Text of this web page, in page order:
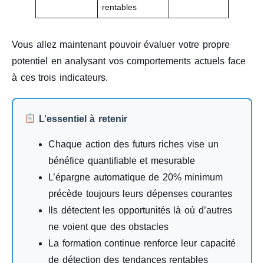
rentables
Vous allez maintenant pouvoir évaluer votre propre
potentiel en analysant vos comportements actuels face
à ces trois indicateurs.
L’essentiel à retenir
Chaque action des futurs riches vise un
bénéfice quantifiable et mesurable
L’épargne automatique de 20% minimum
précède toujours leurs dépenses courantes
Ils détectent les opportunités là où d’autres
ne voient que des obstacles
La formation continue renforce leur capacité
de détection des tendances rentables